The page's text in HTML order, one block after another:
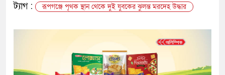
ট্যাগ :
রূপগঞ্জে পৃথক স্থান থেকে দুই যুবকের ঝুলন্ত মরদেহ উদ্ধার